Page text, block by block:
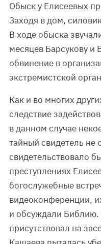
Обыск у Елисеевых
Заходя в дом,
В ходе обыска
месяцев Барсукову и
обвинение в
экстремистской
Как и во многих
следствие
в данном случае
тайный свидетель не
свидетельствовало
преступлениях
богослужебные
видеоконференции,
и обсуждали Библию.
присутствовал на